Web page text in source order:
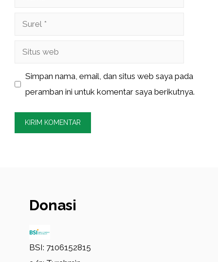
Surel
Situs
Simpan nama, email, dan situs web saya pada
peramban ini untuk komentar saya berikutnya.
Donasi
BSI: 7106152815